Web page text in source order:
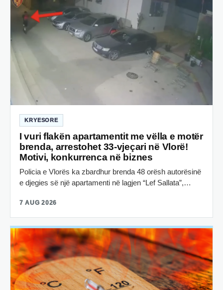
KRYESORE
I vuri flakën apartamentit me vëlla e motër
brenda, arrestohet 33-vjeçari në Vlorë!
Motivi, konkurrenca në biznes
Policia e Vlorës ka zbardhur brenda 48 orësh autorësinë
e djegies së një apartamenti në lagjen “Lef Sallata”,…
7 AUG 2026